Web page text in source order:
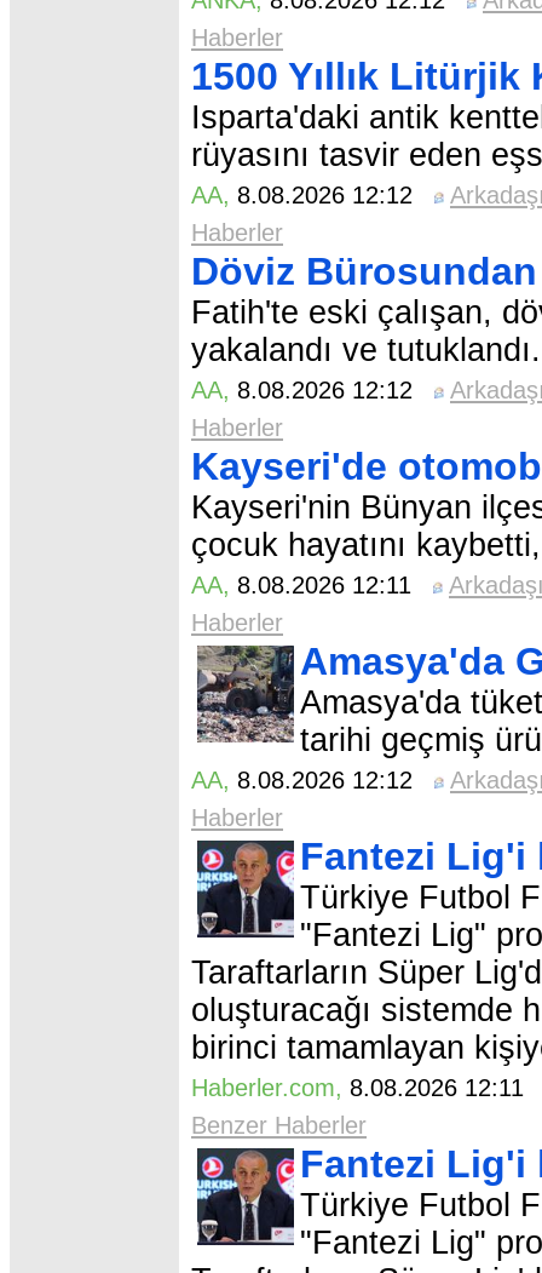
Haberler
1500 Yıllık
Isparta'daki antik
rüyasını tasvir eden
AA, 8.08.2026 12:12
Haberler
Döviz Bürosundan
Fatih'te eski çalışan,
yakalandı ve tutuklandı.
AA, 8.08.2026 12:12
Haberler
Kayseri'de
Kayseri'nin Bünyan
çocuk hayatını
AA, 8.08.2026 12:11
Haberler
Amasya'da
Amasya'da
tarihi geçmiş
AA, 8.08.2026 12:12
Haberler
Fantezi Lig'i
Türkiye Futbol
"Fantezi Lig"
Taraftarların Süper
oluşturacağı sistemde
birinci tamamlayan
Haberler.com, 8.08.2026
Benzer Haberler
Fantezi Lig'i
Türkiye Futbol
"Fantezi Lig"